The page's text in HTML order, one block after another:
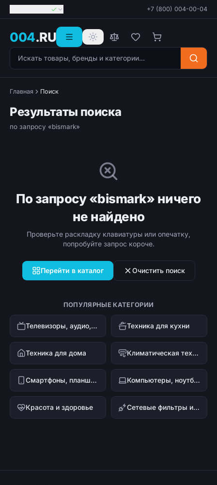
+7 (800) 004-00-04
004.RU
Поиск товаров
Главная Поиск
Результаты поиска
по запросу «bismark»
По запросу «bismark» ничего
не найдено
Проверьте раскладку клавиатуры или опечатку,
попробуйте запрос короче.
Перейти в каталог Очистить поиск
ПОПУЛЯРНЫЕ КАТЕГОРИИ
Телевизоры, аудио, видео Техника для кухни
Техника для дома Климатическая техника
Смартфоны, планшеты, гаджеты Компьютеры, ноутбуки и офисная техника
Красота и здоровье Сетевые фильтры и стабилизаторы напряжения